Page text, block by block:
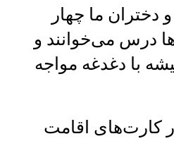
دختران ما چهار
درس می‌خوانند و
با دغدغه مواجه
کارت‌های اقامت